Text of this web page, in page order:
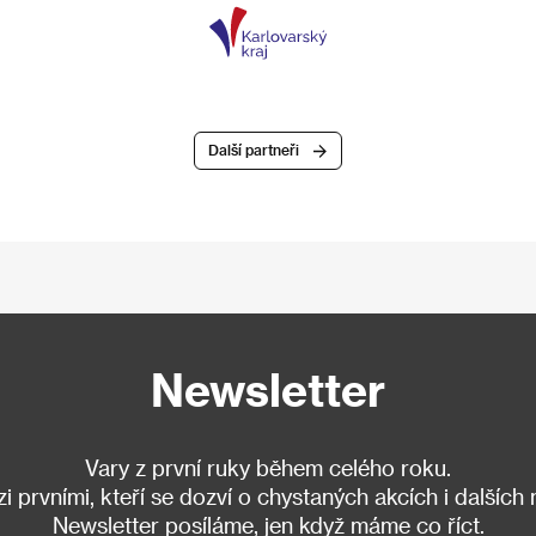
Další partneři
Newsletter
Vary z první ruky během celého roku.
prvními, kteří se dozví o chystaných akcích i dalších
Newsletter posíláme, jen když máme co říct.